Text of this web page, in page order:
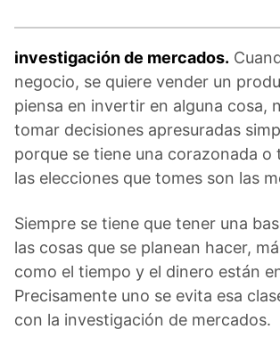
investigación de mercados.
negocio, se quiere vender un
piensa en invertir en alguna cosa,
tomar decisiones apresuradas
porque se tiene una corazonada o
las elecciones que tomes son las
Siempre se tiene que tener una
las cosas que se planean hacer,
como el tiempo y el dinero están
Precisamente uno se evita esa
con la investigación de mercados.